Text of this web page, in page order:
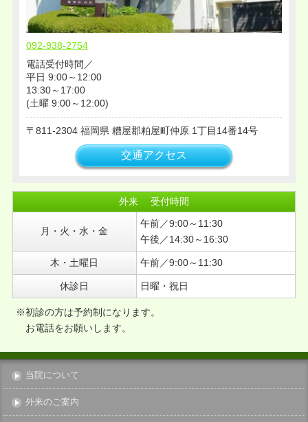
092-938-2754
電話受付時間／
平日 9:00～12:00
13:30～17:00
(土曜 9:00～12:00)
811-2304 福岡県 糟屋郡粕屋町仲原 1丁目14番14号
交通アクセス
外来 受付時間
月・火・水・金
午前／9:00～11:30
午後／14:30～16:30
木・土曜日 午前／9:00～11:30
休診日 日曜・祝日
※初診の方は予約制になります。
お電話をお願いします。
当院について
外来のご案内